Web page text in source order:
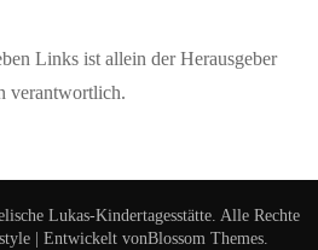
Links ist allein der Herausgeber
verantwortlich.
Lukas-Kindertagesstätte. Alle Rechte
| Entwickelt vonBlossom Themes.